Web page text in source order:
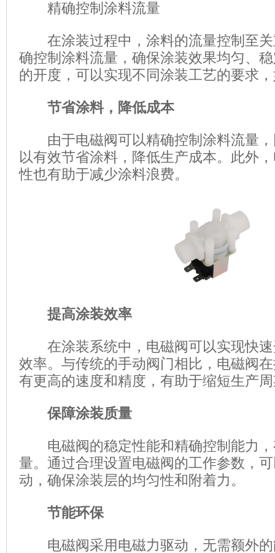
精确控制涂料流量
在涂装过程中，涂料的流量控制至关
确控制涂料流量，确保涂装效果均匀、
的开度，可以实现不同涂装工艺的要求
节省涂料，降低成本
由于电磁阀可以精确控制涂料流量，
以有效节省涂料，降低生产成本。此外
性也有助于减少涂料浪费。
提高涂装效率
在涂装系统中，电磁阀可以实现快速
效率。与传统的手动阀门相比，电磁阀
有更高的速度和精度，有助于缩短生产
保障涂装质量
电磁阀的稳定性能和精确控制能力，
量。通过合理设置电磁阀的工作参数，
动，确保涂装层的均匀性和附着力。
节能环保
电磁阀采用电磁力驱动，无需额外的